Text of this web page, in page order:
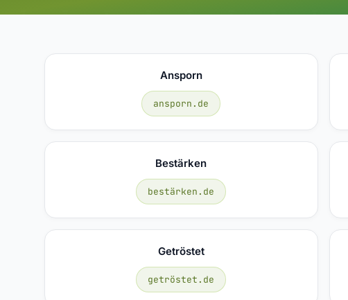
Ansporn
ansporn.de
Bestärken
bestärken.de
Getröstet
getröstet.de